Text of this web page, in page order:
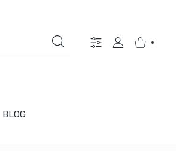
RéglagesCOMPTEPanier
BLOG